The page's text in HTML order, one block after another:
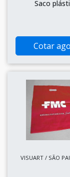
Saco
Cotar
VISUART / SÃO